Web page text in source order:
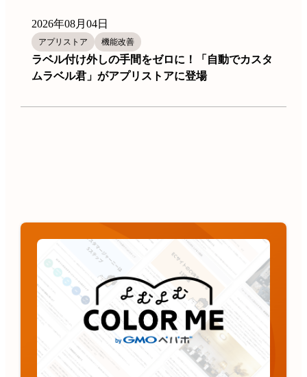
2026年08月04日
アプリストア 機能改善
ラベル付け外しの手間をゼロに！「自動でカスタ
ムラベル君」がアプリストアに登場